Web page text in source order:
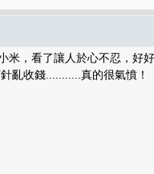
，看了讓人於心不忍，好
亂收錢...........真的很氣憤！